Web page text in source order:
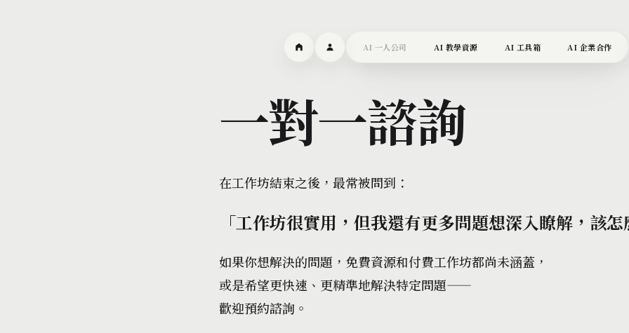
AI 一人公司 AI 教學資源 AI 工具箱 AI 企業合作
一對一諮詢
在工作坊結束之後，最常被問到：
「工作坊很實用，但我還有更多問題想深入瞭解，該
如果你想解決的問題，免費資源和付費工作坊都尚未涵蓋，
或是希望更快速、更精準地解決特定問題——
歡迎預約諮詢。